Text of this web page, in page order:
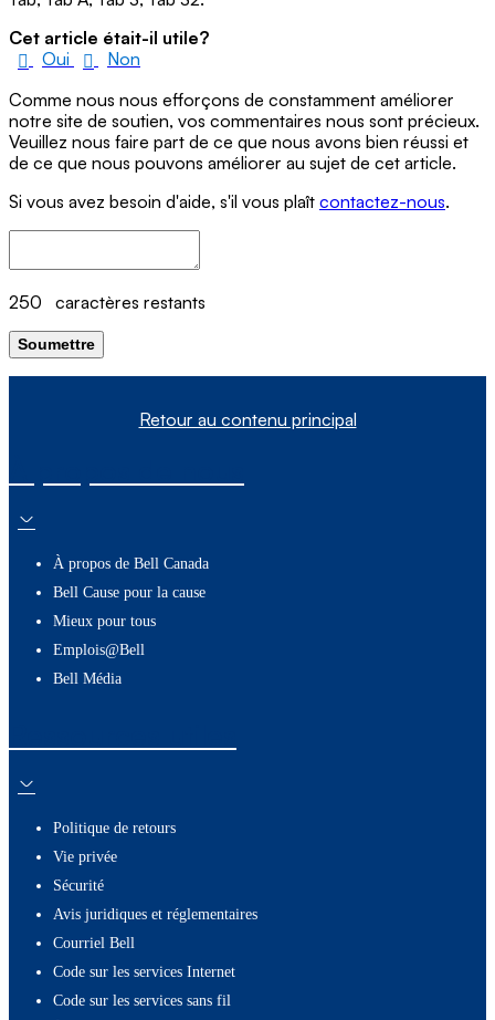
Cet article était-il utile?
Oui
Non
Comme nous nous efforçons de constamment améliorer
notre site de soutien, vos commentaires nous sont précieux.
Veuillez nous faire part de ce que nous avons bien réussi et
de ce que nous pouvons améliorer au sujet de cet article.
Si vous avez besoin d'aide, s'il vous plaît contactez-nous.
250 caractères restants
Soumettre
Retour au contenu principal
À propos de Bell Canada
Bell Cause pour la cause
Mieux pour tous
Emplois@Bell
Bell Média
Politique de retours
Vie privée
Sécurité
Avis juridiques et réglementaires
Courriel Bell
Code sur les services Internet
Code sur les services sans fil